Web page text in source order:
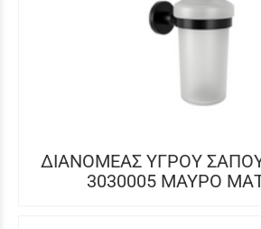
ΔΙΑΝΟΜΕΑΣ ΥΓΡΟΥ
3030005 ΜΑΥΡΟ ΜΑΤ